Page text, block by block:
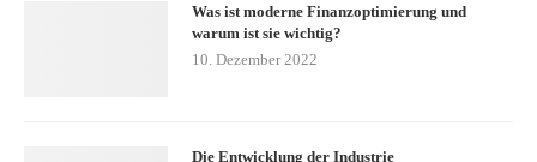
Was ist moderne Finanzoptimierung und
warum ist sie wichtig?
10. Dezember 2022
Die Entwicklung der Industrie